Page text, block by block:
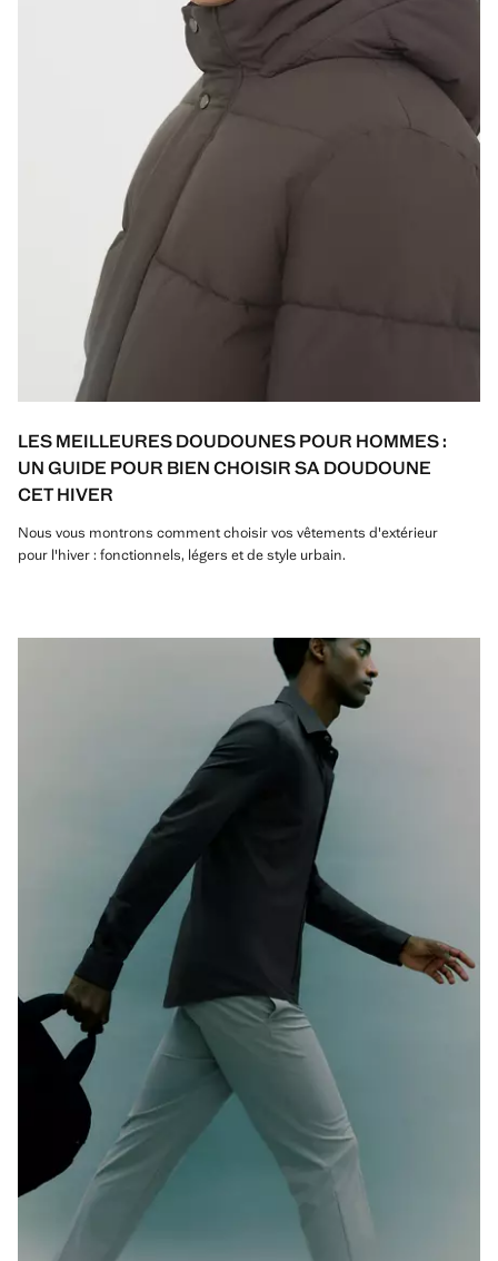
LES MEILLEURES DOUDOUNES POUR HOMMES :
UN GUIDE POUR BIEN CHOISIR SA DOUDOUNE
CET HIVER
Nous vous montrons comment choisir vos vêtements d'extérieur
pour l'hiver : fonctionnels, légers et de style urbain.